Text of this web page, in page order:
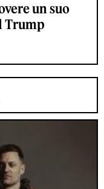
un suo
Trump